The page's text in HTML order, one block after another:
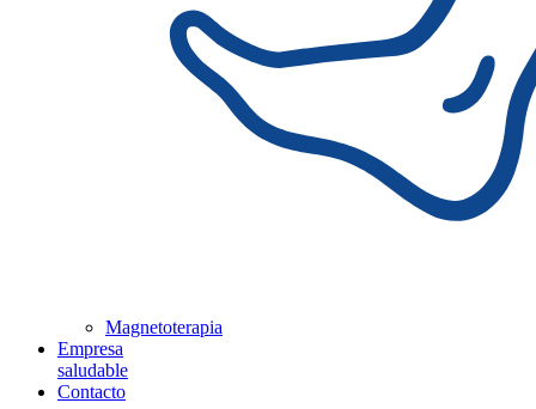
Magnetoterapia
Empresa
saludable
Contacto